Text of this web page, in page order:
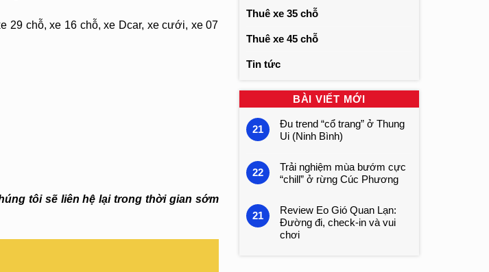
29 chỗ, xe 16 chỗ, xe Dcar, xe cưới, xe 07
tôi sẽ liên hệ lại trong thời gian sớm
Thuê xe 35 chỗ
Thuê xe 45 chỗ
Tin tức
BÀI VIẾT MỚI
21
Đu trend “cổ trang” ở Thung
Ui (Ninh Bình)
22
Trải nghiệm mùa bướm cực
“chill” ở rừng Cúc Phương
21
Review Eo Gió Quan Lạn:
Đường đi, check-in và vui
chơi